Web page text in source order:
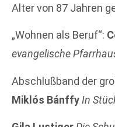
Alter von 87 Jahren
„Wohnen als Beruf“:
evangelische
Abschlußband der
Miklós Bánffy In